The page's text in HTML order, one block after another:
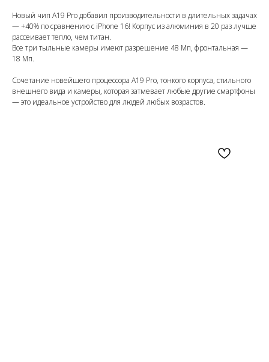
Новый чип A19 Pro добавил производительности в длительных задачах
— +40% по сравнению с iPhone 16! Корпус из алюминия в 20 раз лучше
рассеивает тепло, чем титан.
Все три тыльные камеры имеют разрешение 48 Мп, фронтальная —
18 Мп.
Сочетание новейшего процессора А19 Pro, тонкого корпуса, стильного
внешнего вида и камеры, которая затмевает любые другие смартфоны
— это идеальное устройство для людей любых возрастов.